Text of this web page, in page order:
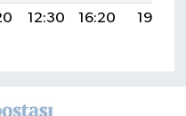
12:30 16:20 19:31